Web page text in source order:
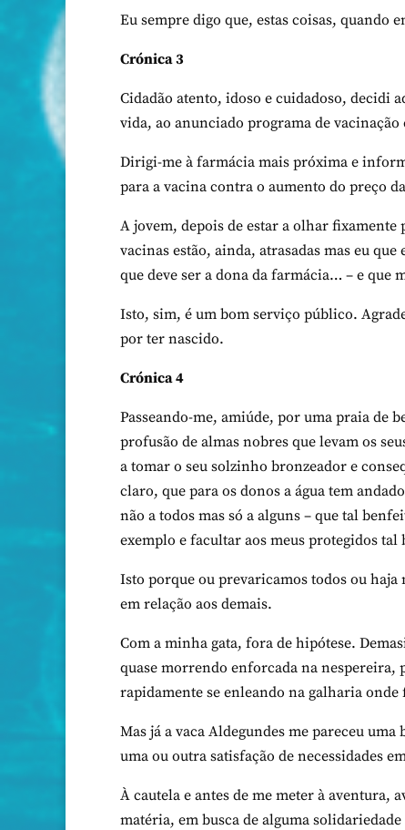
Eu sempre digo que, estas coisas, quando
Crónica 3
Cidadão atento, idoso e cuidadoso, decidi
vida, ao anunciado programa de vacinação
Dirigi-me à farmácia mais próxima e
para a vacina contra o aumento do preço
A jovem, depois de estar a olhar
vacinas estão, ainda, atrasadas mas eu
que deve ser a dona da farmácia… – e que
Isto, sim, é um bom serviço público.
por ter nascido.
Crónica 4
Passeando-me, amiúde, por uma praia de
profusão de almas nobres que levam os
a tomar o seu solzinho bronzeador e
claro, que para os donos a água tem
não a todos mas só a alguns – que tal
exemplo e facultar aos meus protegidos tal
Isto porque ou prevaricamos todos ou
em relação aos demais.
Com a minha gata, fora de hipótese.
quase morrendo enforcada na nespereira,
rapidamente se enleando na galharia
Mas já a vaca Aldegundes me pareceu
uma ou outra satisfação de necessidades
À cautela e antes de me meter à aventura,
matéria, em busca de alguma